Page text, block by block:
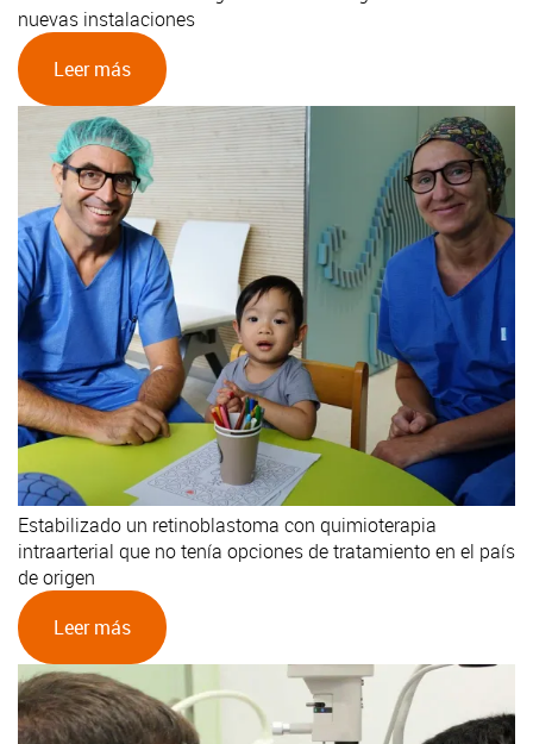
nuevas instalaciones
Leer más
Estabilizado un retinoblastoma con quimioterapia
intraarterial que no tenía opciones de tratamiento en el país
de origen
Leer más